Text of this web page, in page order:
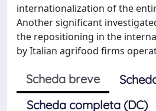
internationalization of the
Another significant
the repositioning in the
by Italian agrifood firms
Scheda breve
Scheda completa (DC)